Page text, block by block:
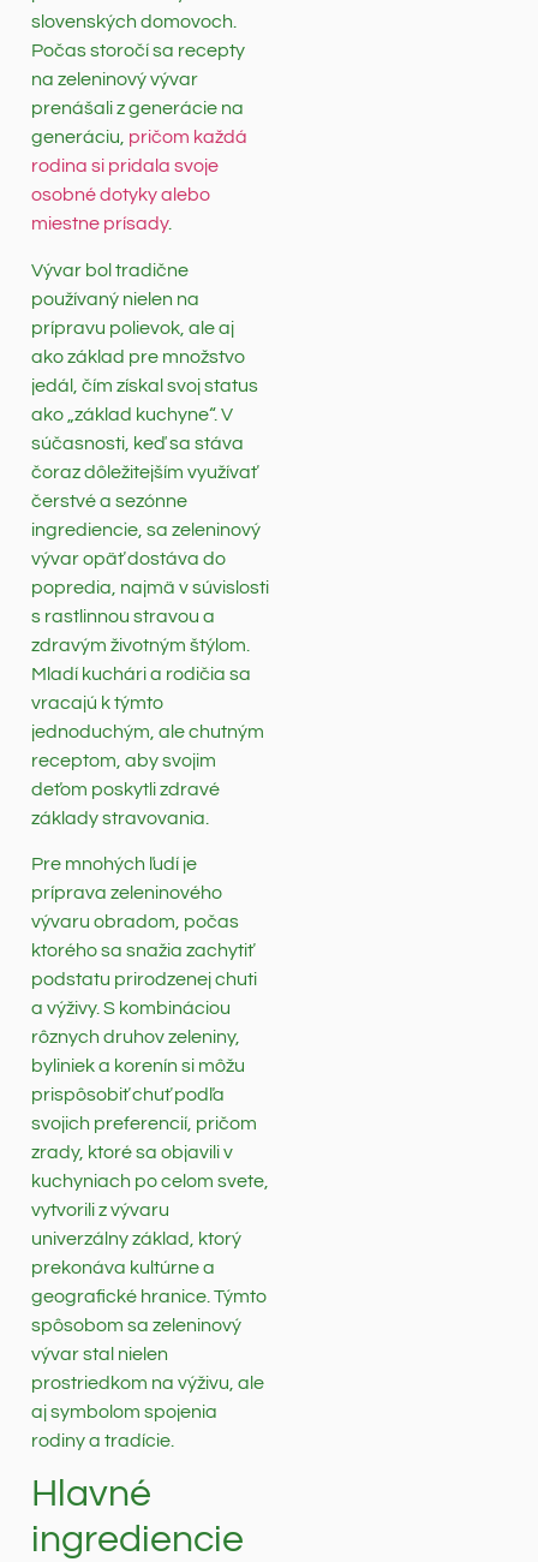
slovenských domovoch.
Počas storočí sa recepty
na zeleninový vývar
prenášali z generácie na
generáciu, pričom každá
rodina si pridala svoje
osobné dotyky alebo
miestne prísady.
Vývar bol tradične
používaný nielen na
prípravu polievok, ale aj
ako základ pre množstvo
jedál, čím získal svoj status
ako „základ kuchyne“. V
súčasnosti, keď sa stáva
čoraz dôležitejším využívať
čerstvé a sezónne
ingrediencie, sa zeleninový
vývar opäť dostáva do
popredia, najmä v súvislosti
s rastlinnou stravou a
zdravým životným štýlom.
Mladí kuchári a rodičia sa
vracajú k týmto
jednoduchým, ale chutným
receptom, aby svojim
deťom poskytli zdravé
základy stravovania.
Pre mnohých ľudí je
príprava zeleninového
vývaru obradom, počas
ktorého sa snažia zachytiť
podstatu prirodzenej chuti
a výživy. S kombináciou
rôznych druhov zeleniny,
byliniek a korenín si môžu
prispôsobiť chuť podľa
svojich preferencií, pričom
zrady, ktoré sa objavili v
kuchyniach po celom svete,
vytvorili z vývaru
univerzálny základ, ktorý
prekonáva kultúrne a
geografické hranice. Týmto
spôsobom sa zeleninový
vývar stal nielen
prostriedkom na výživu, ale
aj symbolom spojenia
rodiny a tradície.
Hlavné
ingrediencie